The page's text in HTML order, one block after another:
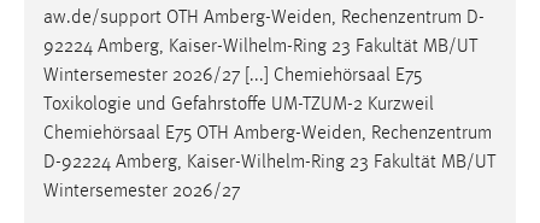
aw.de/support OTH Amberg-Weiden, Rechenzentrum D-
92224 Amberg, Kaiser-Wilhelm-Ring 23 Fakultät MB/UT
Wintersemester 2026/27 [...] Chemiehörsaal E75
Toxikologie und Gefahrstoffe UM-TZUM-2 Kurzweil
Chemiehörsaal E75 OTH Amberg-Weiden, Rechenzentrum
D-92224 Amberg, Kaiser-Wilhelm-Ring 23 Fakultät MB/UT
Wintersemester 2026/27